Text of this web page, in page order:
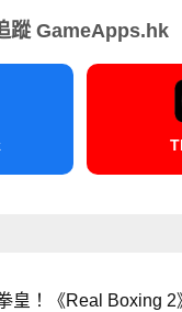
蹤 GameApps.hk
皇！《Real Boxing